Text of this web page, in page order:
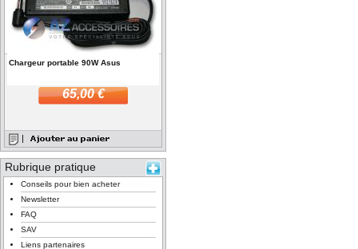
Chargeur portable 90W Asus
65,00 €
Rubrique pratique
Conseils pour bien acheter
Newsletter
FAQ
SAV
Liens partenaires